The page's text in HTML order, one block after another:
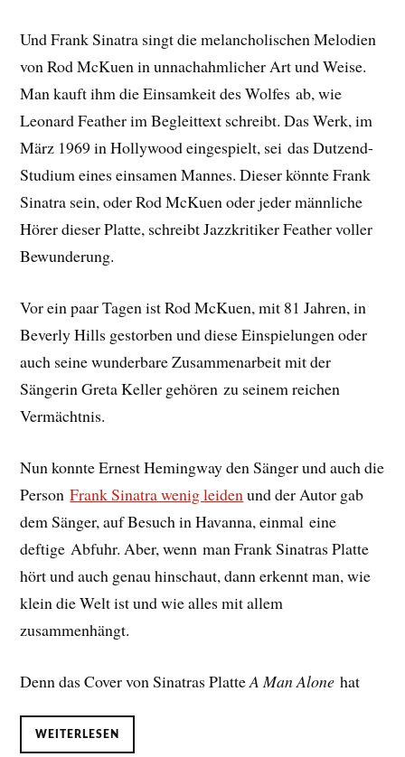
Und Frank Sinatra singt die melancholischen Melodien
von Rod McKuen in unnachahmlicher Art und Weise.
Man kauft ihm die Einsamkeit des Wolfes ab, wie
Leonard Feather im Begleittext schreibt. Das Werk, im
März 1969 in Hollywood eingespielt, sei das Dutzend-
Studium eines einsamen Mannes. Dieser könnte Frank
Sinatra sein, oder Rod McKuen oder jeder männliche
Hörer dieser Platte, schreibt Jazzkritiker Feather voller
Bewunderung.
Vor ein paar Tagen ist Rod McKuen, mit 81 Jahren, in
Beverly Hills gestorben und diese Einspielungen oder
auch seine wunderbare Zusammenarbeit mit der
Sängerin Greta Keller gehören zu seinem reichen
Vermächtnis.
Nun konnte Ernest Hemingway den Sänger und auch die
PersonFrank Sinatra wenig leiden und der Autor gab
dem Sänger, auf Besuch in Havanna, einmal eine
deftige Abfuhr. Aber, wenn man Frank Sinatras Platte
hört und auch genau hinschaut, dann erkennt man, wie
klein die Welt ist und wie alles mit allem
zusammenhängt.
Denn das Cover von Sinatras PlatteA Man Alone hat
WEITERLESEN